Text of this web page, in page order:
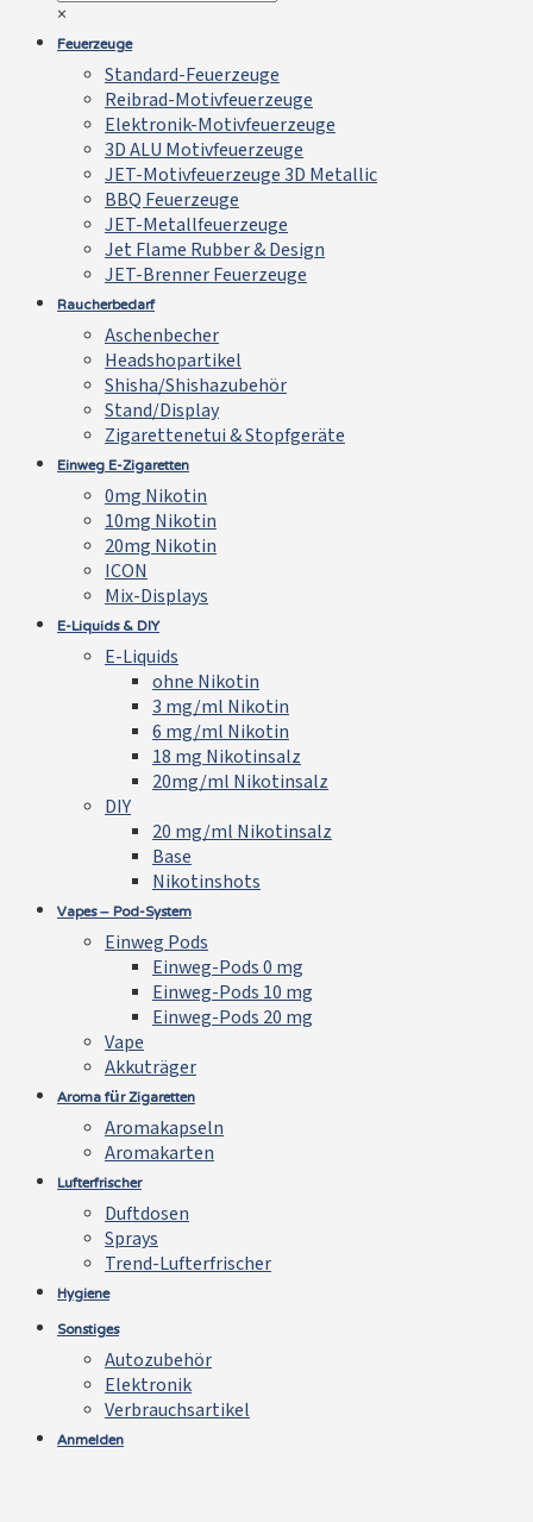
×
Feuerzeuge
Standard-Feuerzeuge
Reibrad-Motivfeuerzeuge
Elektronik-Motivfeuerzeuge
3D ALU Motivfeuerzeuge
JET-Motivfeuerzeuge 3D Metallic
BBQ Feuerzeuge
JET-Metallfeuerzeuge
Jet Flame Rubber & Design
JET-Brenner Feuerzeuge
Raucherbedarf
Aschenbecher
Headshopartikel
Shisha/Shishazubehör
Stand/Display
Zigarettenetui & Stopfgeräte
Einweg E-Zigaretten
0mg Nikotin
10mg Nikotin
20mg Nikotin
ICON
Mix-Displays
E-Liquids & DIY
E-Liquids
ohne Nikotin
3 mg/ml Nikotin
6 mg/ml Nikotin
18 mg Nikotinsalz
20mg/ml Nikotinsalz
DIY
20 mg/ml Nikotinsalz
Base
Nikotinshots
Vapes – Pod-System
Einweg Pods
Einweg-Pods 0 mg
Einweg-Pods 10 mg
Einweg-Pods 20 mg
Vape
Akkuträger
Aroma für Zigaretten
Aromakapseln
Aromakarten
Lufterfrischer
Duftdosen
Sprays
Trend-Lufterfrischer
Hygiene
Sonstiges
Autozubehör
Elektronik
Verbrauchsartikel
Anmelden